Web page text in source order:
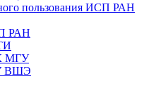
пользования ИСП РАН
РАН
МГУ
ВШЭ